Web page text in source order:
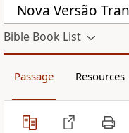
Nova Versão
Bible Book List
Passage Resources